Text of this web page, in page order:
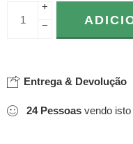
+
−
Entrega & Devolução
24 Pessoas vendo